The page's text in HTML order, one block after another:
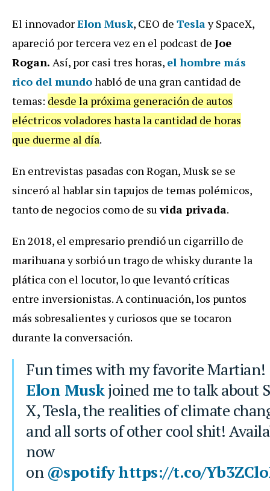
El innovadorElon Musk, CEO de Teslay SpaceX,
apareció por tercera vez en el podcast de Joe
Rogan. Así, por casi tres horas, el hombre más
rico del mundohabló de una gran cantidad de
temas: desde la próxima generación de autos
eléctricos voladores hasta la cantidad de horas
que duerme al día.
En entrevistas pasadas con Rogan, Musk se se
sinceró al hablar sin tapujos de temas polémicos,
tanto de negocios como de suvida privada.
En 2018, el empresario prendió un cigarrillo de
marihuana y sorbió un trago de whisky durante la
plática con el locutor, lo que levantó críticas
entre inversionistas. A continuación, los puntos
más sobresalientes y curiosos que se tocaron
durante la conversación.
Fun times with my favorite Martian!
Elon Muskjoined me to talk about
X, Tesla, the realities of climate
and all sorts of other cool shit!
now
on @spotifyhttps://t.co/